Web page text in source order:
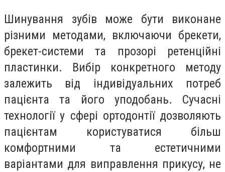
Шинування зубів може бути виконане
різними методами, включаючи брекети,
брекет-системи та прозорі ретенційні
пластинки. Вибір конкретного методу
залежить від індивідуальних потреб
пацієнта та його уподобань. Сучасні
технології у сфері ортодонтії дозволяють
пацієнтам користуватися більш
комфортними та естетичними
варіантами для виправлення прикусу, не